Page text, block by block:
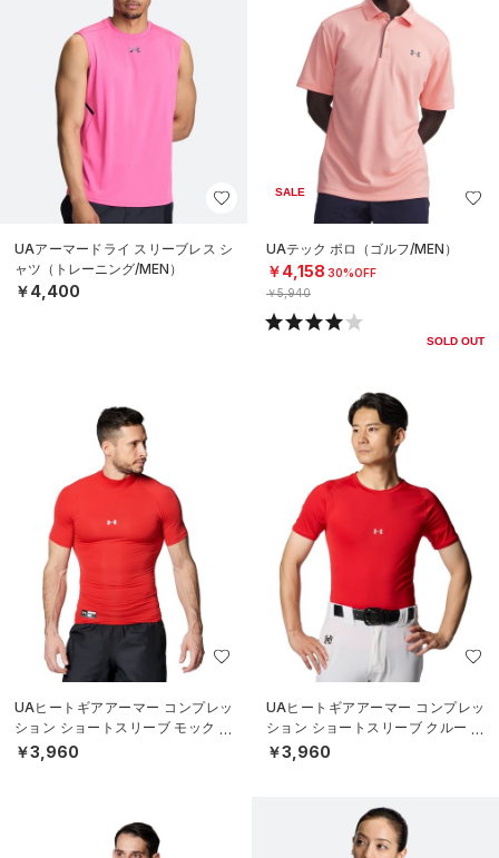
UAアーマードライ スリーブレス シ
ャツ（トレーニング/MEN）
￥4,400
SALE
UAテック ポロ（ゴルフ/MEN）
￥4,158 30%OFF
￥5,940
SOLD OUT
UAヒートギアアーマー コンプレッ
ション ショートスリーブ モック シ
ャツ（ベースボール/MEN）
￥3,960
UAヒートギアアーマー コンプレッ
ション ショートスリーブ クルー シ
ャツ（ベースボール/MEN）
￥3,960